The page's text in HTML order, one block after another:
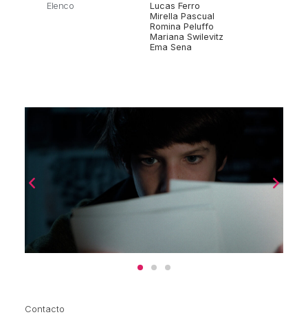
Elenco
Lucas Ferro
Mirella Pascual
Romina Peluffo
Mariana Swilevitz
Ema Sena
Contacto